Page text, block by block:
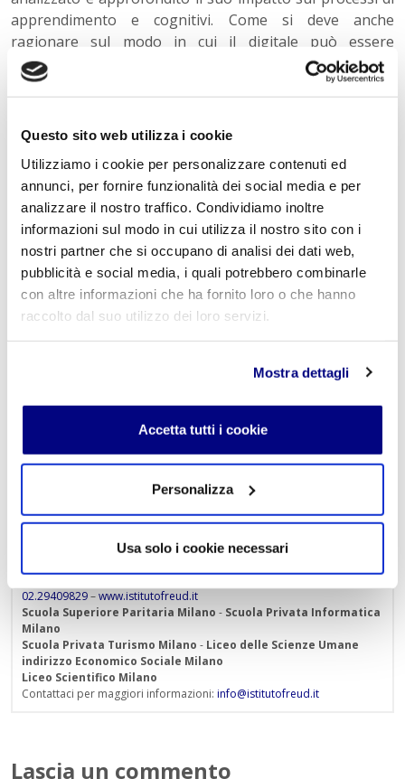
Questo sito web utilizza i cookie
Utilizziamo i cookie per personalizzare contenuti ed
annunci, per fornire funzionalità dei social media e per
analizzare il nostro traffico. Condividiamo inoltre
informazioni sul modo in cui utilizza il nostro sito con i
nostri partner che si occupano di analisi dei dati web,
pubblicità e social media, i quali potrebbero combinarle
con altre informazioni che ha fornito loro o che hanno
raccolto dal suo utilizzo dei loro servizi.
Mostra dettagli
Accetta tutti i cookie
Personalizza
Usa solo i cookie necessari
apprendimento e cognitivi. Come si deve anche
ragionare sul modo in cui il digitale può essere
impiegato per innovare le metodologie didattiche. Nei
Gruppi di lavoro che abbiamo costituito ci sono
universitari, ricercatori, animatori digitali, filosofi. Il loro
innovazione virtuosi, per fornire alle studentesse e agli
studenti saperi, strumenti, conoscenze e competenze
utili per la loro crescita, trasformando il mondo digitale
– che per loro è familiare, ma del quale spesso sono
fruitori passivi – nel principale alleato di una scuola di
qualità”.istituto tecnico turistico
« Indietro
paritaria: Istituto Tecnico Informatico, Istituto Tecnico
Via Accademia, 26/29 Milano – Viale Fulvio Testi, 7 Milano – Tel.
02.29409829–www.istitutofreud.it
Scuola Superiore Paritaria Milano - Scuola Privata Informatica
Milano
Scuola Privata Turismo Milano - Liceo delle Scienze Umane
indirizzo Economico Sociale Milano
Liceo Scientifico Milano
Contattaci per maggiori informazioni: info@istitutofreud.it
Lascia un commento